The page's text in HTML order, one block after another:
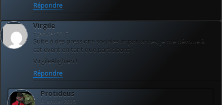
Répondre
Virgile
6 janvier 2015
Suite à des pressions sociales importantes, je me dévoue à
cet event en tant que participant !
VirgileAlighieri !
Répondre
Protideus
6 janvier 2015